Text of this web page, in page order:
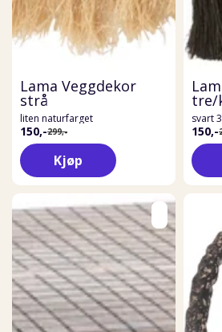
Lama Veggdekor
strå
liten naturfarget
150,-299,-
Kjøp
tre/
svart
150,-